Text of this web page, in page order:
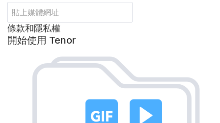
條款和隱私權
開始使用 Tenor